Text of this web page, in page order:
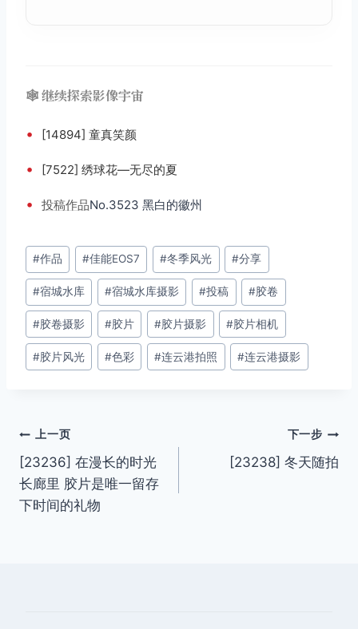
🕸️ 继续探索影像宇宙
• [14894] 童真笑颜
• [7522] 绣球花—无尽的夏
• 投稿作品No.3523 黑白的徽州
文
章
标
签：
#作品 #佳能EOS7 #冬季风光 #分享
#宿城水库 #宿城水库摄影 #投稿 #胶卷
#胶卷摄影 #胶片 #胶片摄影 #胶片相机
#胶片风光 #色彩 #连云港拍照 #连云港摄影
文
章
导
上一页
[23236] 在漫长的时光
长廊里 胶片是唯一留存
下时间的礼物
下一步
[23238] 冬天随拍